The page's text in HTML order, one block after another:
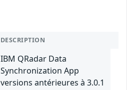
DESCRIPTION
IBM QRadar Data
Synchronization App
versions antérieures à 3.0.1